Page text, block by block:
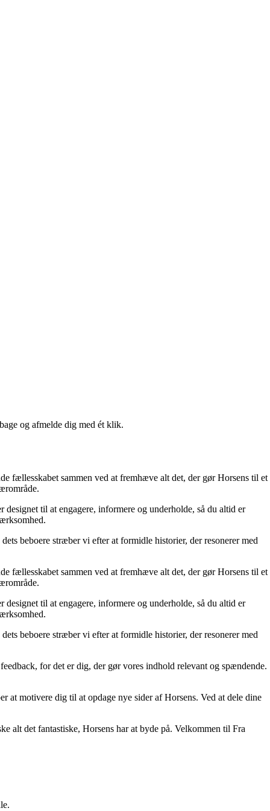
og afmelde dig med ét klik.
fællesskabet sammen ved at fremhæve alt det, der gør Horsens til et
til at engagere, informere og underholde, så du altid er
beboere stræber vi efter at formidle historier, der resonerer med
fællesskabet sammen ved at fremhæve alt det, der gør Horsens til et
til at engagere, informere og underholde, så du altid er
beboere stræber vi efter at formidle historier, der resonerer med
for det er dig, der gør vores indhold relevant og spændende.
at motivere dig til at opdage nye sider af Horsens. Ved at dele dine
alt det fantastiske, Horsens har at byde på. Velkommen til Fra